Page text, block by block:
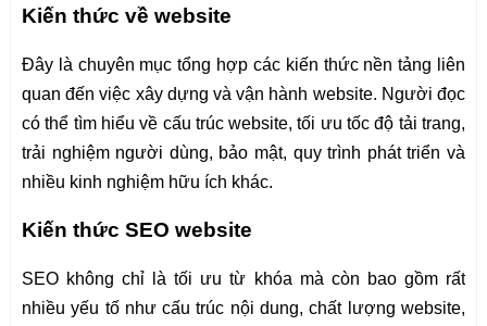
Kiến thức về website
Đây là chuyên mục tổng hợp các kiến thức nền tảng liên
quan đến việc xây dựng và vận hành website. Người đọc
có thể tìm hiểu về cấu trúc website, tối ưu tốc độ tải trang,
trải nghiệm người dùng, bảo mật, quy trình phát triển và
nhiều kinh nghiệm hữu ích khác.
Kiến thức SEO website
SEO không chỉ là tối ưu từ khóa mà còn bao gồm rất
nhiều yếu tố như cấu trúc nội dung, chất lượng website,